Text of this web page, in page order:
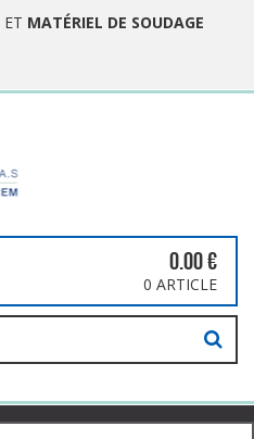
ET MATÉRIEL DE SOUDAGE
0.00€
0 ARTICLE